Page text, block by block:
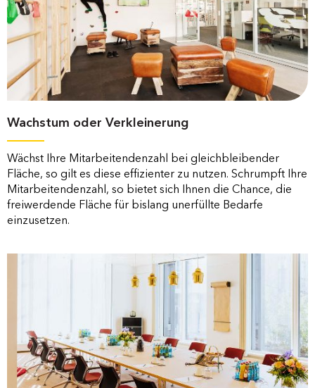
Wachstum oder Verkleinerung
Wächst Ihre Mitarbeitendenzahl bei gleichbleibender
Fläche, so gilt es diese effizienter zu nutzen. Schrumpft Ihre
Mitarbeitendenzahl, so bietet sich Ihnen die Chance, die
freiwerdende Fläche für bislang unerfüllte Bedarfe
einzusetzen.